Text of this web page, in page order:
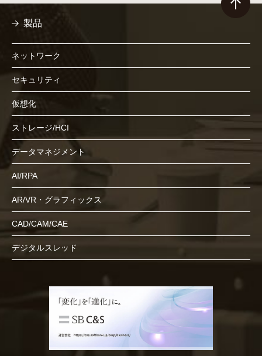
製品
ネットワーク
セキュリティ
仮想化
ストレージ/HCI
データマネジメント
AI/RPA
AR/VR・グラフィックス
CAD/CAM/CAE
デジタルスレッド